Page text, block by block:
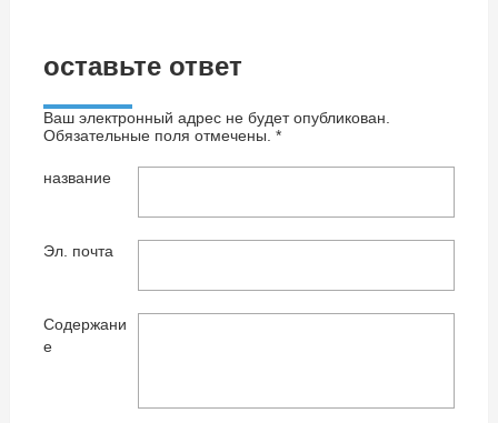
оставьте ответ
Ваш электронный адрес не будет опубликован.
Обязательные поля отмечены. *
название
Эл. почта
Содержани
е